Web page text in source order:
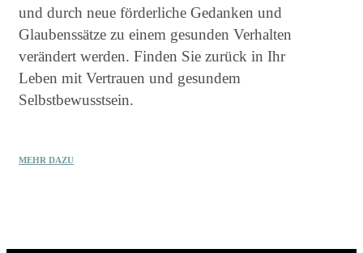
und durch neue förderliche Gedanken und
Glaubenssätze zu einem gesunden Verhalten
verändert werden. Finden Sie zurück in Ihr
Leben mit Vertrauen und gesundem
Selbstbewusstsein.
MEHR DAZU